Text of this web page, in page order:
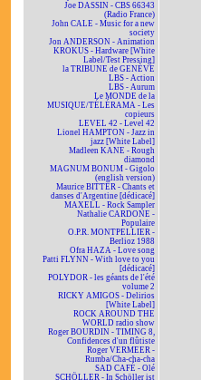
Joe DASSIN - CBS 66343
(Radio France)
John CALE - Music for a new
society
Jon ANDERSON - Animation
KROKUS - Hardware [White
Label/Test Pressing]
la TRIBUNE de GENÈVE
LBS - Action
LBS - Aurum
Le MONDE de la
MUSIQUE/TÉLÉRAMA - Les
copieurs
LEVEL 42 - Level 42
Lionel HAMPTON - Jazz in
jazz [White Label]
Madleen KANE - Rough
diamond
MAGNUM BONUM - Gigolo
(english version)
Maurice BITTER - Chants et
danses d'Argentine [dédicacé]
MAXELL - Rock Sampler
Nathalie CARDONE -
Populaire
O.P.R. MONTPELLIER -
Berlioz 1988
Ofra HAZA - Love song
Patti FLYNN - With love to you
[dédicacé]
POLYDOR - les géants de l'été
volume 2
RICKY AMIGOS - Delirios
[White Label]
ROCK AROUND THE
WORLD radio show
Roger BOURDIN - TIMING 8,
Confidences d'un flûtiste
Roger VERMEER -
Rumba/Cha-cha-cha
SAD CAFÉ - Olé
SCHÖLLER - In Schöller ist